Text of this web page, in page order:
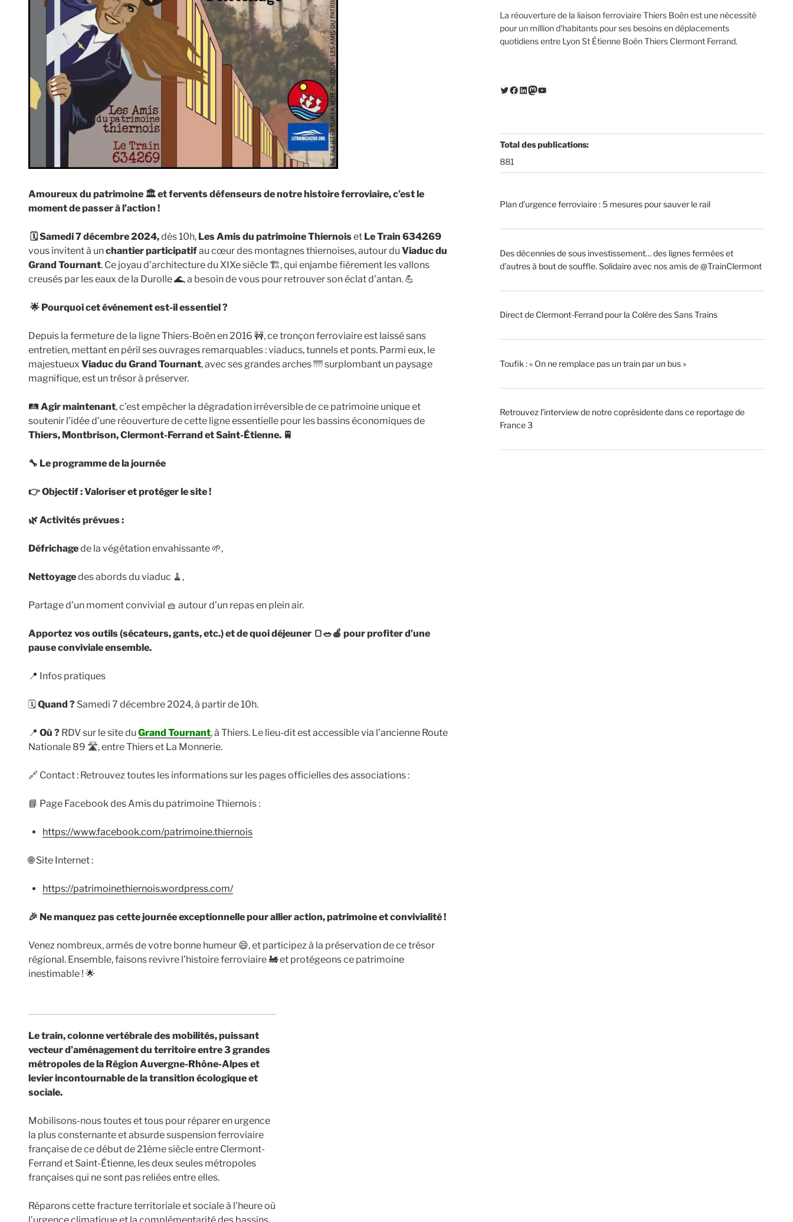
Amoureux du patrimoine 🏛️et fervents défenseurs de notre histoire ferroviaire, c’est le
moment de passer à l’action !
🗓️Samedi 7 décembre 2024,dès 10h, Les Amis du patrimoine Thiernoiset Le Train 634269
vous invitent à unchantier participatifau cœur des montagnes thiernoises, autour du Viaduc du
Grand Tournant. Ce joyau d’architecture du XIXe siècle 🏗️, qui enjambe fièrement les vallons
creusés par les eaux de la Durolle 🌊, a besoin de vous pour retrouver son éclat d’antan. 💪
🌟 Pourquoi cet événement est-il essentiel ?
Depuis la fermeture de la ligne Thiers-Boën en 2016 🚧, ce tronçon ferroviaire est laissé sans
entretien, mettant en péril ses ouvrages remarquables : viaducs, tunnels et ponts. Parmi eux, le
majestueux Viaduc du Grand Tournant, avec ses grandes arches 🌁 surplombant un paysage
magnifique, est un trésor à préserver.
🛤️ Agir maintenant, c’est empêcher la dégradation irréversible de ce patrimoine unique et
soutenir l’idée d’une réouverture de cette ligne essentielle pour les bassins économiques de
Thiers, Montbrison, Clermont-Ferrand et Saint-Étienne. 🚆
🔧 Le programme de la journée
👉Objectif : Valoriser et protéger le site !
🌿Activités prévues :
Défrichagede la végétation envahissante 🌱,
Nettoyagedes abords du viaduc 🧹,
Partage d’un moment convivial 🧺 autour d’un repas en plein air.
Apportez vos outils (sécateurs, gants, etc.) et de quoi déjeuner 🍞🥗🍎 pour profiter d’une
pause conviviale ensemble.
📍 Infos pratiques
🗓️Quand ? Samedi 7 décembre 2024, à partir de 10h.
📍 Où ? RDV sur le site du Grand Tournant, à Thiers. Le lieu-dit est accessible via l’ancienne Route
Nationale 89 🛣️, entre Thiers et La Monnerie.
🔗 Contact : Retrouvez toutes les informations sur les pages officielles des associations :
📘 Page Facebook des Amis du patrimoine Thiernois :
https://www.facebook.com/patrimoine.thiernois
🌐 Site Internet :
https://patrimoinethiernois.wordpress.com/
🎉 Ne manquez pas cette journée exceptionnelle pour allier action, patrimoine et convivialité !
Venez nombreux, armés de votre bonne humeur 😄, et participez à la préservation de ce trésor
régional. Ensemble, faisons revivre l’histoire ferroviaire 🚂 et protégeons ce patrimoine
inestimable ! 🌟
Le train, colonne vertébrale des mobilités, puissant
vecteur d’aménagement du territoire entre 3 grandes
métropoles de la Région Auvergne-Rhône-Alpes et
levier incontournable de la transition écologique et
sociale.
Mobilisons-nous toutes et tous pour réparer en urgence
la plus consternante et absurde suspension ferroviaire
française de ce début de 21ème siècle entre Clermont-
Ferrand et Saint-Étienne, les deux seules métropoles
françaises qui ne sont pas reliées entre elles.
Réparons cette fracture territoriale et sociale à l’heure où
La réouverture de la liaison ferroviaire Thiers Boën est une nécessité
pour un million d’habitants pour ses besoins en déplacements
quotidiens entre Lyon St Étienne Boën Thiers Clermont Ferrand.
Twitter
Facebook
LinkedIn
Mastodon
YouTube
Total des publications:
881
Plan d’urgence ferroviaire : 5 mesures pour sauver le rail
Des décennies de sous investissement… des lignes fermées et
d’autres à bout de souffle. Solidaire avec nos amis de @TrainClermont
Direct de Clermont-Ferrand pour la Colère des Sans Trains
Toufik : « On ne remplace pas un train par un bus »
Retrouvez l’interview de notre coprésidente dans ce reportage de
France 3